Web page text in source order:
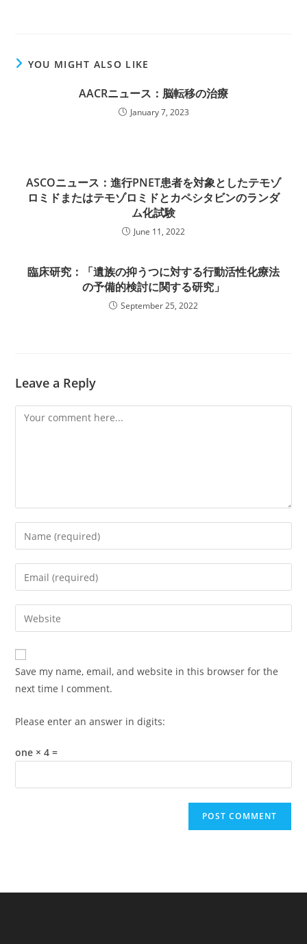
YOU MIGHT ALSO LIKE
AACRニュース：脳転移の治療
January 7, 2023
ASCOニュース：進行PNET患者を対象としたテモゾ
ロミドまたはテモゾロミドとカペシタビンのランダ
ム化試験
June 11, 2022
臨床研究：「遺族の抑うつに対する行動活性化療法
の予備的検討に関する研究」
September 25, 2022
Leave a Reply
Comment
Enter
your
name
comment
Enter
your
email
address
comment
Enter
your
website
URL
(optional)
Save my name, email, and website in this browser for the
next time I comment.
Please enter an answer in digits:
one × 4 =